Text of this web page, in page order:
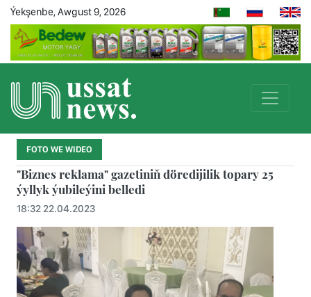
Ýekşenbe, Awgust 9, 2026
FOTO WE WIDEO
"Biznes reklama" gazetiniň döredijilik topary 25
ýyllyk ýubileýini belledi
18:32 22.04.2023